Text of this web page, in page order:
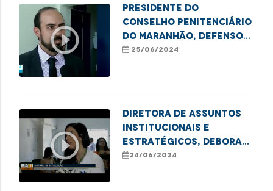
play_circle_outline
Presidente do
Conselho Penitenciário
do Maranhão, defensor
Thiago Josino, destaca
apenados
25/06/2024
play_circle_outline
Diretora de Assuntos
Institucionais e
Estratégicos, Debora
Alcântara, destaca
24/06/2024